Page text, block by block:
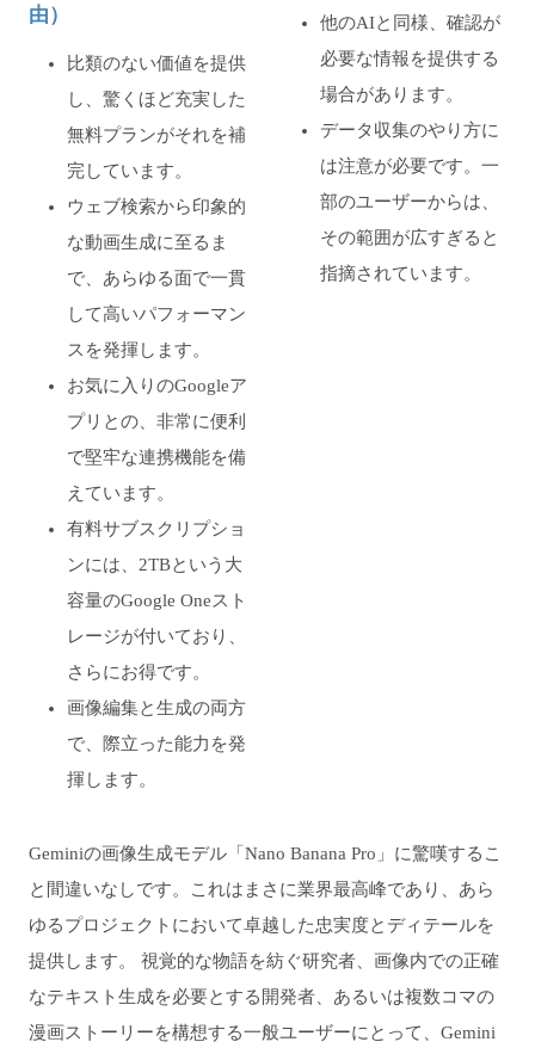
由）
比類のない価値を提供
し、驚くほど充実した
無料プランがそれを補
完しています。
ウェブ検索から印象的
な動画生成に至るま
で、あらゆる面で一貫
して高いパフォーマン
スを発揮します。
お気に入りのGoogleア
プリとの、非常に便利
で堅牢な連携機能を備
えています。
有料サブスクリプショ
ンには、2TBという大
容量のGoogle Oneスト
レージが付いており、
さらにお得です。
画像編集と生成の両方
で、際立った能力を発
揮します。
他のAIと同様、確認が
必要な情報を提供する
場合があります。
データ収集のやり方に
は注意が必要です。一
部のユーザーからは、
その範囲が広すぎると
指摘されています。
Geminiの画像生成モデル「Nano Banana Pro」に驚嘆するこ
と間違いなしです。これはまさに業界最高峰であり、あら
ゆるプロジェクトにおいて卓越した忠実度とディテールを
提供します。 視覚的な物語を紡ぐ研究者、画像内での正確
なテキスト生成を必要とする開発者、あるいは複数コマの
漫画ストーリーを構想する一般ユーザーにとって、Gemini